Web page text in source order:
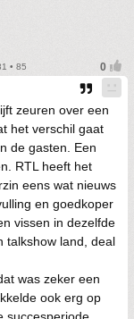
• 85
zeuren over een
het verschil gaat
de gasten. Een
RTL heeft het
eens wat nieuws
en goedkoper
vissen in dezelfde
talkshow land, deal
was zeker een
ook erg op